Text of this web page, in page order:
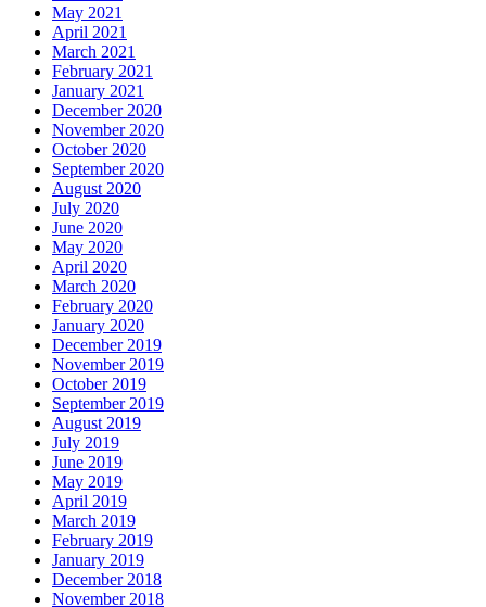
May 2021
April 2021
March 2021
February 2021
January 2021
December 2020
November 2020
October 2020
September 2020
August 2020
July 2020
June 2020
May 2020
April 2020
March 2020
February 2020
January 2020
December 2019
November 2019
October 2019
September 2019
August 2019
July 2019
June 2019
May 2019
April 2019
March 2019
February 2019
January 2019
December 2018
November 2018